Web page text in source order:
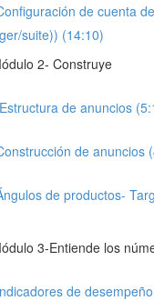
de cuenta
suite)) (14:10)
2- Construye
de anuncios
de anuncios
de productos-
3-Entiende los
de